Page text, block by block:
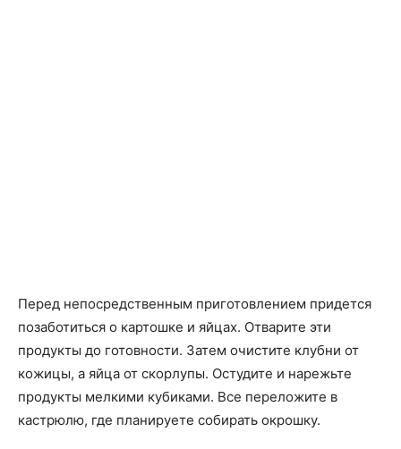
Перед непосредственным приготовлением придется
позаботиться о картошке и яйцах. Отварите эти
продукты до готовности. Затем очистите клубни от
кожицы, а яйца от скорлупы. Остудите и нарежьте
продукты мелкими кубиками. Все переложите в
кастрюлю, где планируете собирать окрошку.